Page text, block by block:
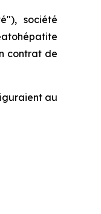
société
contrat de
au